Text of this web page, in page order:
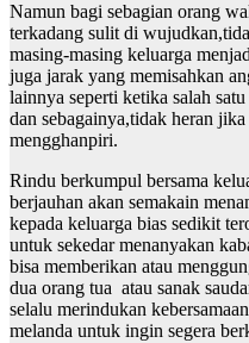
Namun bagi sebagian orang
terkadang sulit di
masing-masing keluarga
juga jarak yang memisahkan
lainnya seperti ketika salah
dan sebagainya,tidak heran
mengghanpiri.
Rindu berkumpul bersama
berjauhan akan semakain
kepada keluarga bias sedikit
untuk sekedar menanyakan
bisa memberikan atau
dua orang tua atau sanak
selalu merindukan
melanda untuk ingin segera